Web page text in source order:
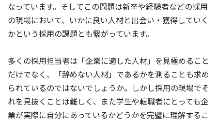
なっています。そしてこの問題は新卒や経験者などの採用
の現場において、いかに良い人材と出会い・獲得していく
かという採用の課題とも繋がっています。
多くの採用担当者は「企業に適した人材」を見極めること
だけでなく、「辞めない人材」であるかを測ることも求め
られているのではないでしょうか。しかし採用の現場でそ
れを見抜くことは難しく、また学生や転職者にとっても企
業が実際に自分にあっているかどうかを完璧に理解するこ